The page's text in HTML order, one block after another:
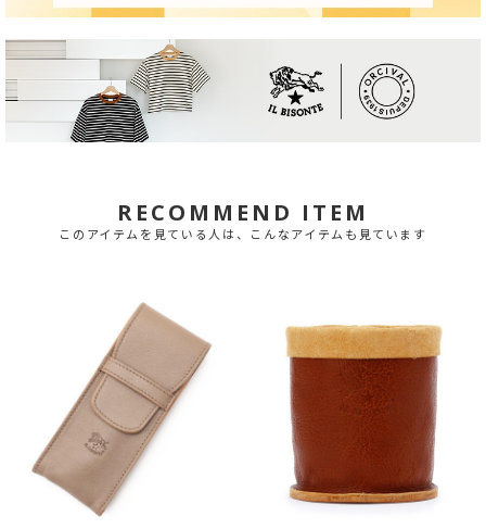
RECOMMEND ITEM
このアイテムを見ている人は、こんなアイテムも見ています